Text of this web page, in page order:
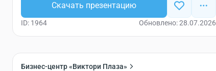
Скачать презентацию
ID: 1964 Обновлено: 28.07.2026
Бизнес-центр «Виктори Плаза»